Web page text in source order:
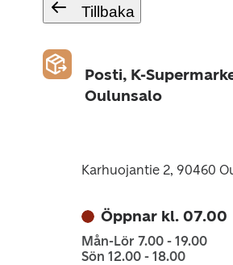
Tillbaka
Posti, K-
Oulunsalo
Karhuojantie 2, 90460
Öppnar kl. 07.00
Mån-Lör 7.00 - 19.00
Sön 12.00 - 18.00